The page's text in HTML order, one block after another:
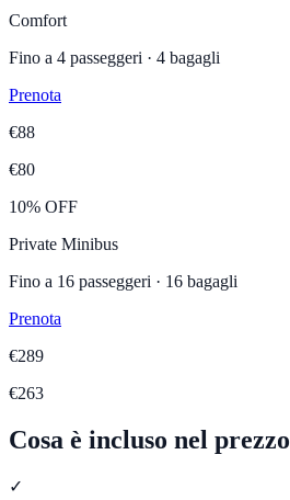
Comfort
Fino a 4 passeggeri · 4 bagagli
Prenota
€88
€80
10% OFF
Private Minibus
Fino a 16 passeggeri · 16 bagagli
Prenota
€289
€263
Cosa è incluso nel prezzo
✓